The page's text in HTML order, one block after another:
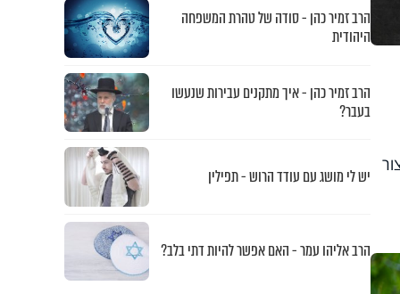
הרב זמיר כהן - סודה של טהרת המשפחה
היהודית
הרב זמיר כהן - איך מתקנים עבירות שנעשו
בעבר?
יש לי מושג עם עודד הרוש - תפילין
הרב אליהו עמר - האם אפשר להיות דתי בלב?